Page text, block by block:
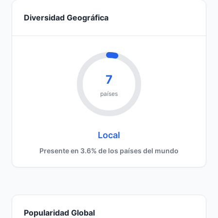
Diversidad Geográfica
7
países
Local
Presente en 3.6% de los países del mundo
Popularidad Global